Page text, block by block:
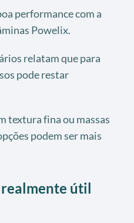
performance com a
Powelix.
relatam que para
pode restar
textura fina ou massas
podem ser mais
realmente útil